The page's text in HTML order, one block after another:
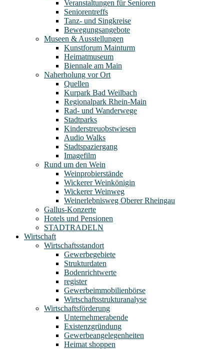
Veranstaltungen für Senioren
Seniorentreffs
Tanz- und Singkreise
Bewegungsangebote
Museen & Ausstellungen
Kunstforum Mainturm
Heimatmuseum
Biennale am Main
Naherholung vor Ort
Quellen
Kurpark Bad Weilbach
Regionalpark Rhein-Main
Rad- und Wanderwege
Stadtparks
Kinderstreuobstwiesen
Audio Walks
Stadtspaziergang
Imagefilm
Rund um den Wein
Weinprobierstände
Wickerer Weinkönigin
Wickerer Weinweg
Weinerlebnisweg Oberer Rheingau
Gallus-Konzerte
Hotels und Pensionen
STADTRADELN
Wirtschaft
Wirtschaftsstandort
Gewerbegebiete
Strukturdaten
Bodenrichtwerte
register
Gewerbeimmobilienbörse
Wirtschaftsstrukturanalyse
Wirtschaftsförderung
Unternehmerabende
Existenzgründung
Gewerbeangelegenheiten
Heimat shoppen